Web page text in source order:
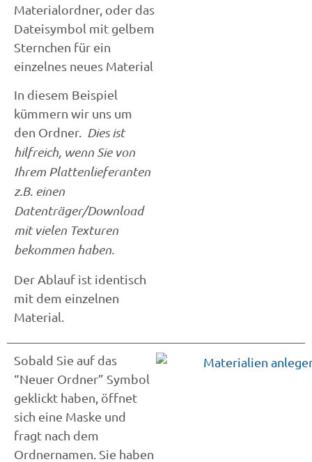
Materialordner, oder das
Dateisymbol mit gelbem
Sternchen für ein
einzelnes neues Material
In diesem Beispiel
kümmern wir uns um
den Ordner. Dies ist
hilfreich, wenn Sie von
Ihrem Plattenlieferanten
z.B. einen
Datenträger/Download
mit vielen Texturen
bekommen haben.
Der Ablauf ist identisch
mit dem einzelnen
Material.
Sobald Sie auf das
“Neuer Ordner” Symbol
geklickt haben, öffnet
sich eine Maske und
fragt nach dem
Ordnernamen. Sie haben